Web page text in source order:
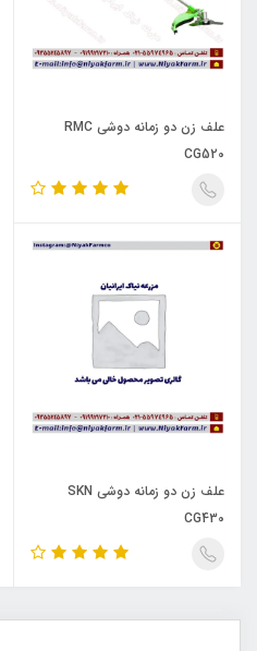
علف زن دو زمانه دوشی RMC
CG520
علف زن دو زمانه دوشی SKN
CG430